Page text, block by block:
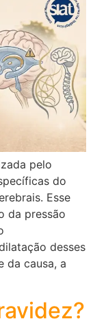
pelo
do
Esse
da pressão
desses
da causa, a